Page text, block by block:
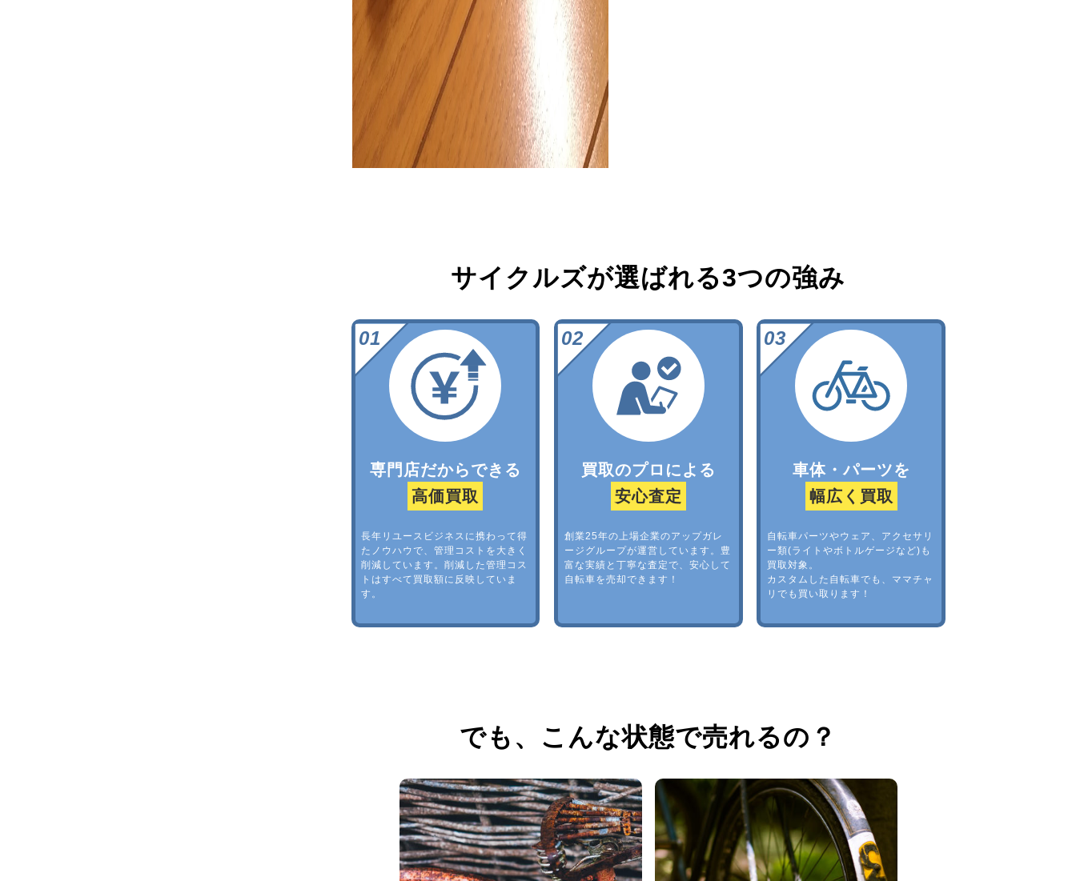
サイクルズが選ばれる3つの強み
専門店だからできる
高価買取
長年リユースビジネスに携わって得
たノウハウで、管理コストを大きく
削減しています。削減した管理コス
トはすべて買取額に反映していま
す。
買取のプロによる
安心査定
創業25年の上場企業のアップガレ
ージグループが運営しています。豊
富な実績と丁寧な査定で、安心して
自転車を売却できます！
車体・パーツを
幅広く買取
自転車パーツやウェア、アクセサリ
ー類(ライトやボトルゲージなど)も
買取対象。
カスタムした自転車でも、ママチャ
リでも買い取ります！
でも、 こんな状態で売れるの？